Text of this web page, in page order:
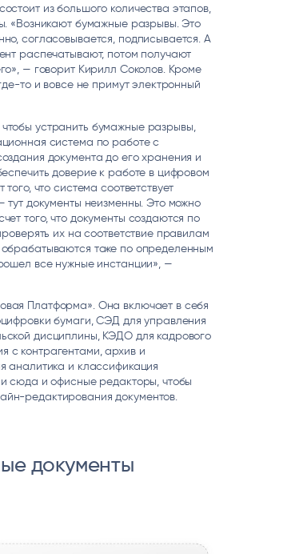
из большого количества этапов,
«Возникают бумажные разрывы. Это
согласовывается, подписывается. А
распечатывают, потом получают
— говорит Кирилл Соколов. Кроме
то и вовсе не примут электронный
устранить бумажные разрывы,
система по работе с
документа до его хранения и
доверие к работе в цифровом
что система соответствует
тут документы неизменны. Это можно
того, что документы создаются по
их на соответствие правилам
тоже по определенным
все нужные инстанции», —
Платформа». Она включает в себя
бумаги, СЭД для управления
дисциплины, КЭДО для кадрового
с контрагентами, архив и
аналитика и классификация
сюда и офисные редакторы, чтобы
редактирования документов.
документы